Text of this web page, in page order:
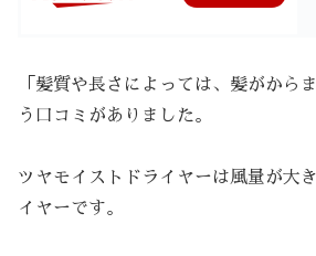
「髪質や長さによっては、髪がから
う口コミがありました。
ツヤモイストドライヤーは風量が大
イヤーです。